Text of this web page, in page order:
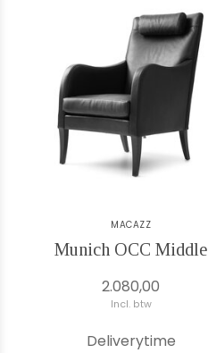
MACAZZ
Munich OCC Middle
2.080,00
Incl. btw
Deliverytime